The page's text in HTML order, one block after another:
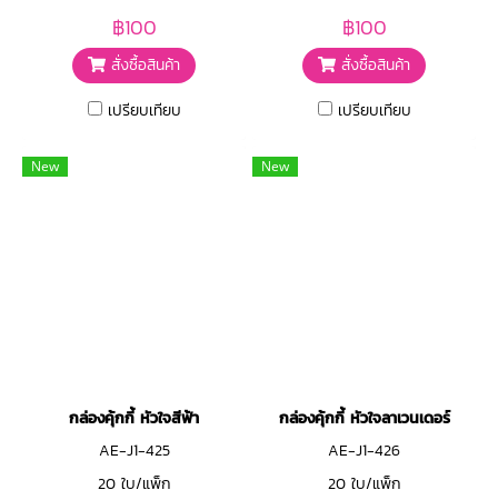
฿100
สั่งซื้อสินค้า
เปรียบเทียบ
฿100
สั่งซื้อสินค้า
เปรียบเทียบ
New
กล่องคุ้กกี้ หัวใจสีฟ้า
AE-J1-425
20 ใบ/แพ็ก
New
กล่องคุ้กกี้ หัวใจลาเวนเดอร์
AE-J1-426
20 ใบ/แพ็ก